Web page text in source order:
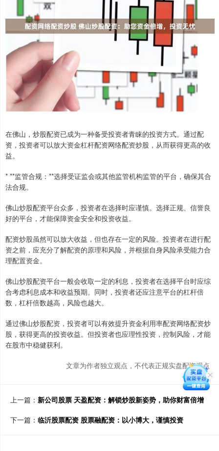
在佛山，炒股配资已成为一种备受投资者青睐的投资方式。通过配
资，投资者可以放大资金杠杆配资网络配资炒股，从而获得更高的收
益。
* **监管合规：**选择受证监会或其他监管机构监管的平台，确保其合
法合规。
佛山炒股配资平台众多，投资者在选择时应谨慎。选择正规、信誉良
好的平台，才能保障资金安全和投资收益。
配资炒股虽然可以放大收益，但也存在一定的风险。投资者在进行配
资之前，应充分了解配资的原理和风险，并根据自身风险承受能力合
理配置资金。
佛山炒股配资平台一般会收取一定的利息，投资者在选择平台时应综
合考虑利息成本和收益预期。同时，投资者还应注意平台的杠杆倍
数，杠杆倍数越高，风险也越大。
通过佛山炒股配资，投资者可以有效提升资金利用率配资网络配资炒
股，获得更高的投资收益。但投资者也应理性投资，控制风险，才能
在股市中稳健获利。
文章为作者独立观点，不代表正规实盘配资观点
上一篇： 新公司股票 天盈配资：解锁炒股新姿势，助你财富倍增
下一篇： 临沂股票配资 股票融配资：以小博大，谨慎投资